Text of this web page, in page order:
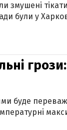
змушені
були у
буде